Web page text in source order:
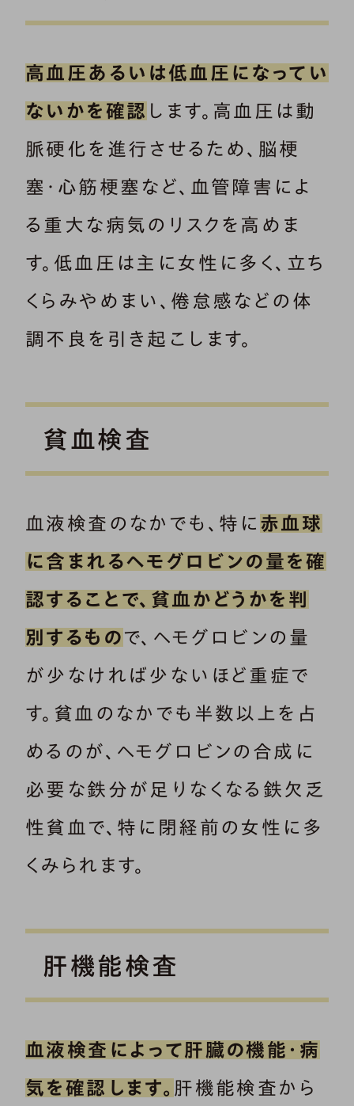
高血圧あるいは低血圧になってい
ないかを確認 します。高血圧は動
脈硬化を進行させるため、脳梗
塞・心筋梗塞など、血管障害によ
る重大な病気のリスクを高めま
す。低血圧は主に女性に多く、立ち
くらみやめまい、倦怠感などの体
調不良を引き起こします。
貧血検査
血液検査のなかでも、特に 赤血球
に含まれるヘモグロビンの量を確
認することで、貧血かどうかを判
別するもの で、ヘモグロビンの量
が少なければ少ないほど重症で
す。貧血のなかでも半数以上を占
めるのが、ヘモグロビンの合成に
必要な鉄分が足りなくなる鉄欠乏
性貧血で、特に閉経前の女性に多
くみられます。
肝機能検査
血液検査によって肝臓の機能・病
気を確認します。 肝機能検査から